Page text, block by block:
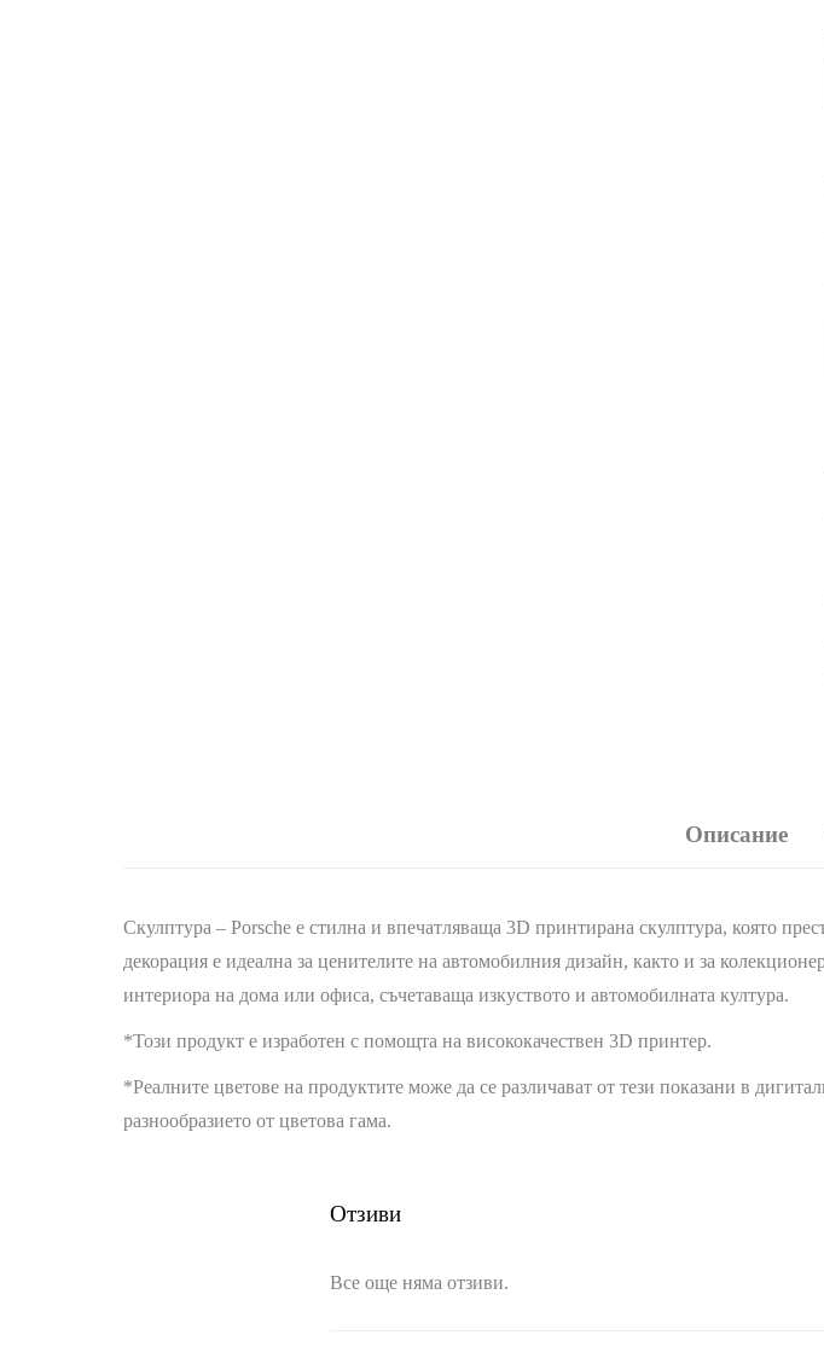
Описание
Скулптура – Porsche е стилна и впечатляваща 3D принтирана скулптура, която
декорация е идеална за ценителите на автомобилния дизайн, както и за
интериора на дома или офиса, съчетаваща изкуството и автомобилната култура.
*Този продукт е изработен с помощта на висококачествен 3D принтер.
*Реалните цветове на продуктите може да се различават от тези показани в
разнообразието от цветова гама.
Отзиви
Все още няма отзиви.